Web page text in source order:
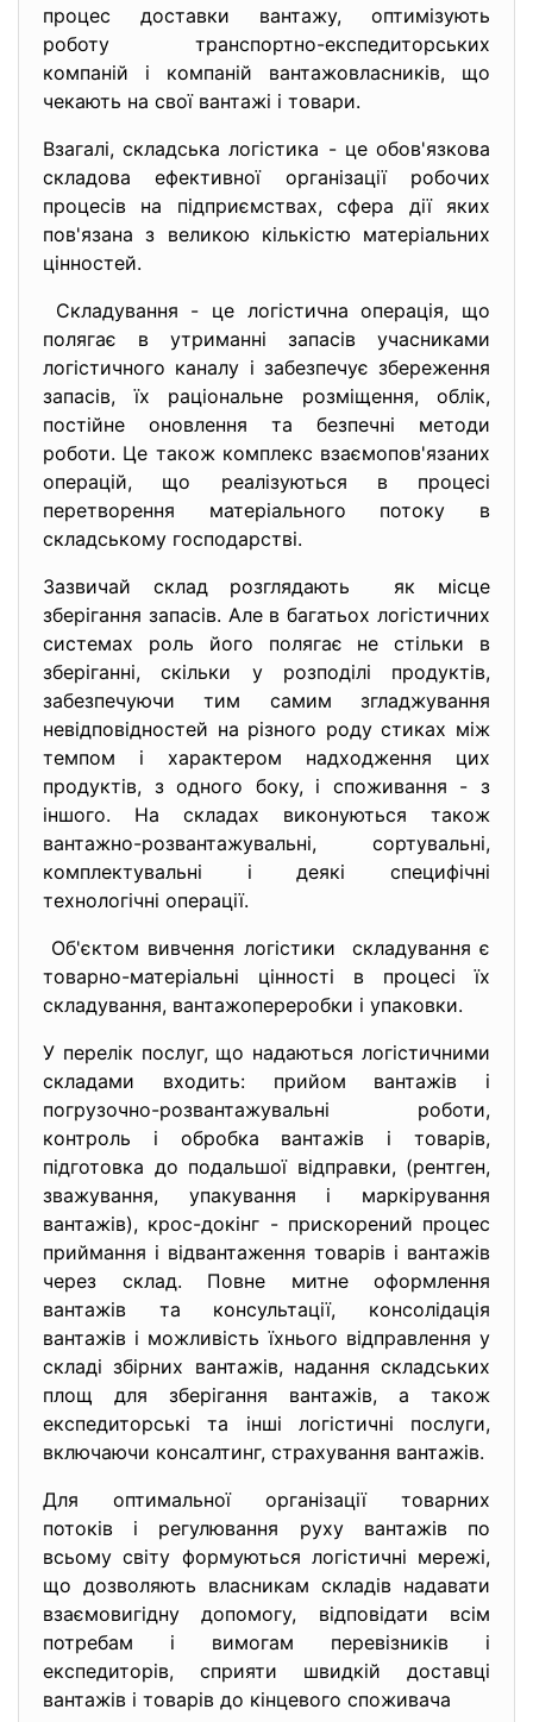
процес доставки вантажу, оптимізують
роботу транспортно-експедиторських
компаній і компаній вантажовласників, що
чекають на свої вантажі і товари.
Взагалі, складська логістика - це обов'язкова
складова ефективної організації робочих
процесів на підприємствах, сфера дії яких
пов'язана з великою кількістю матеріальних
цінностей.
Складування - це логістична операція, що
полягає в утриманні запасів учасниками
логістичного каналу і забезпечує збереження
запасів, їх раціональне розміщення, облік,
постійне оновлення та безпечні методи
роботи. Це також комплекс взаємопов'язаних
операцій, що реалізуються в процесі
перетворення матеріального потоку в
складському господарстві.
Зазвичай склад розглядають як місце
зберігання запасів. Але в багатьох логістичних
системах роль його полягає не стільки в
зберіганні, скільки у розподілі продуктів,
забезпечуючи тим самим згладжування
невідповідностей на різного роду стиках між
темпом і характером надходження цих
продуктів, з одного боку, і споживання - з
іншого. На складах виконуються також
вантажно-розвантажувальні, сортувальні,
комплектувальні і деякі специфічні
технологічні операції.
Об'єктом вивчення логістики складування є
товарно-матеріальні цінності в процесі їх
складування, вантажопереробки і упаковки.
У перелік послуг, що надаються логістичними
складами входить: прийом вантажів і
погрузочно-розвантажувальні роботи,
контроль і обробка вантажів і товарів,
підготовка до подальшої відправки, (рентген,
зважування, упакування і маркірування
вантажів), крос-докінг - прискорений процес
приймання і відвантаження товарів і вантажів
через склад. Повне митне оформлення
вантажів та консультації, консолідація
вантажів і можливість їхнього відправлення у
складі збірних вантажів, надання складських
площ для зберігання вантажів, а також
експедиторські та інші логістичні послуги,
включаючи консалтинг, страхування вантажів.
Для оптимальної організації товарних
потоків і регулювання руху вантажів по
всьому світу формуються логістичні мережі,
що дозволяють власникам складів надавати
взаємовигідну допомогу, відповідати всім
потребам і вимогам перевізників і
експедиторів, сприяти швидкій доставці
вантажів і товарів до кінцевого споживача